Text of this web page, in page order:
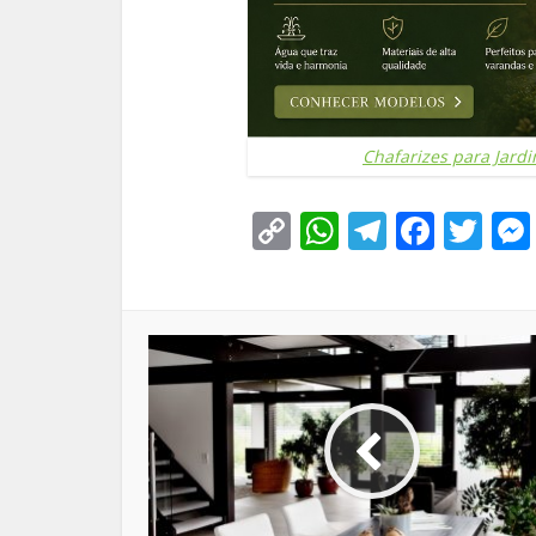
Chafarizes para
CopyWhatsApp